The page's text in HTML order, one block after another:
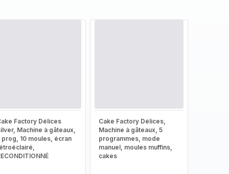
Factory Délices
Machine à gâteaux,
prog, 10 moules, écran
Cake Factory Délices,
Machine à gâteaux, 5
programmes, mode
manuel, moules muffins,
cakes